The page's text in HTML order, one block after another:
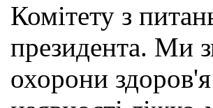
Комітету з
президента. Ми
охорони